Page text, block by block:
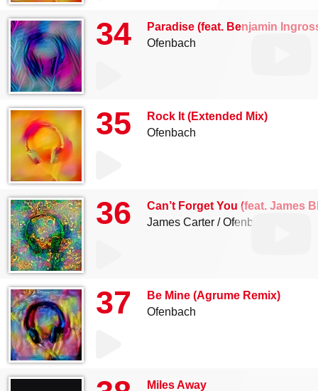
34
Paradise (feat. Benjamin
Ofenbach
35
Rock It (Extended Mix)
Ofenbach
36
Can’t Forget You (feat. James
James Carter
Ofenbach
37
Be Mine (Agrume Remix)
Ofenbach
Miles Away